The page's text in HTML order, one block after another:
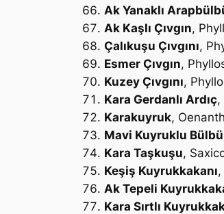
Ak Yanaklı
Ak Kaşlı Çıvgın,
Çalıkuşu Çıvgını,
Esmer Çıvgın,
Kuzey Çıvgını,
Kara Gerdanlı Ardıç,
Karakuyruk,
Mavi Kuyruklu
Kara Taşkuşu,
Keşiş Kuyrukkakanı,
Ak Tepeli
Kara Sırtlı